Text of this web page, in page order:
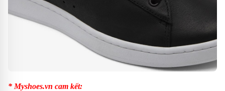
* Myshoes.vn cam kết: